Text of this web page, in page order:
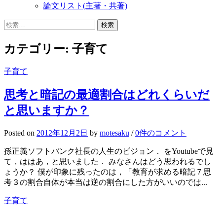
論文リスト(主著・共著)
検
カテゴリー: 子育て
子育て
思考と暗記の最適割合はどれくらいだ
と思いますか？
Posted on 2012年12月2日 by motesaku /0件のコメント
孫正義ソフトバンク社長の人生のビジョン． をYoutubeで見
て，ははあ，と思いました． みなさんはどう思われるでし
ょうか？ 僕が印象に残ったのは，「教育が求める暗記７思
考３の割合自体が本当は逆の割合にした方がいいのでは...
子育て